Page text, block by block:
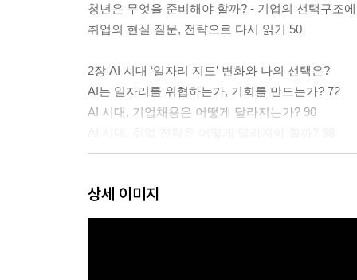
청년은 무엇을 준비해야 할까? - 기업의 선택구조
취업의 현실 질문, 전략으로 다시 읽기 50
2장 AI 시대 ‘일자리 지도’ 변화와 나의 선택은?
AI는 일자리를 위협하는가, 기회를 만드는가? 72
AI 시대, 기업채용은 어떻게 달라지는가? 90
이직의 구조: 나 - 기업 매칭 108
이직 시 연봉협상의 10가지 원칙 - 매칭의 가격을
상세 이미지